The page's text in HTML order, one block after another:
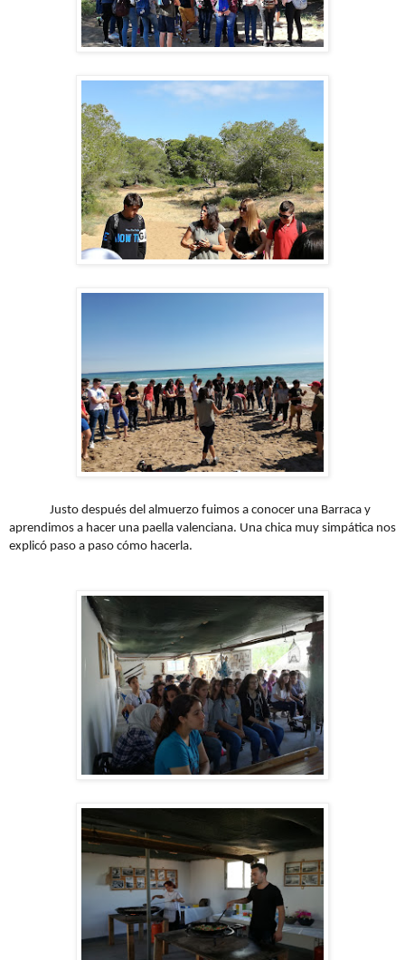
Justo después del almuerzo fuimos a conocer una Barraca y
aprendimos a hacer una paella valenciana. Una chica muy simpática nos
explicó paso a paso cómo hacerla.